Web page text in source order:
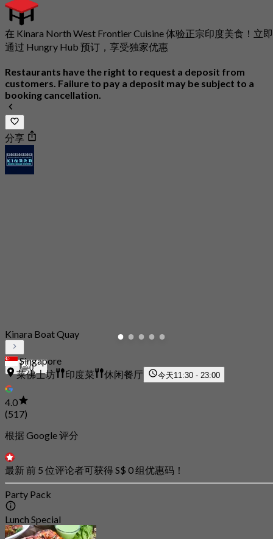
在 Kinara North West Frontier Cuisine 体验正宗印度美食！立即
通过 Hungry Hub 预订，享受独家优惠
Restaurants have the right to request a deposit from
customers. Failure to pay a deposit may be subject to a
booking cancellation.
分享
0
Kinara Boat Quay
Singapore
莱佛士坊
印度菜 休闲餐厅 今天11:30 - 23:00
4.0
(517)
根据 Google 评分
最新 前 5 位评论者可获得 S$ 0 组优惠码！
Party Pack
Lunch Special